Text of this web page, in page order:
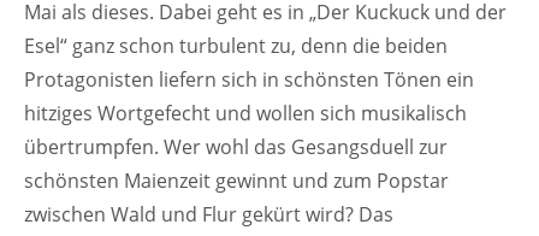
Mai als dieses. Dabei geht es in „Der Kuckuck und der
Esel“ ganz schon turbulent zu, denn die beiden
Protagonisten liefern sich in schönsten Tönen ein
hitziges Wortgefecht und wollen sich musikalisch
übertrumpfen. Wer wohl das Gesangsduell zur
schönsten Maienzeit gewinnt und zum Popstar
zwischen Wald und Flur gekürt wird? Das